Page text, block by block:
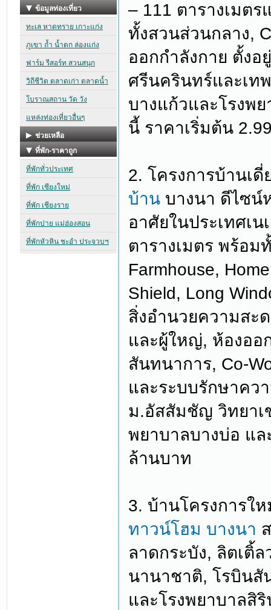
– 111 ตารางเมต
ทั้งสวนส่วนกลาง,
ออกกำลังกาย ตั้ง
ศรีนครินทร์และเท
บางแก้วและโรงพ
นี้ ราคาเริ่มต้น
2. โครงการบ้านเ
บ้าน บางนา ดีไซน์
อาศัยในประเทศเ
ตารางเมตร พร้อม
Farmhouse,
Shield, Long
สิ่งอำนวยความสะ
และผู้ใหญ่, ห้องออ
สันทนาการ, Co-
และระบบรักษาคว
ม.อัสสัมชัญ วิทยาเ
พยาบาลบางบ่อ แล
ล้านบาท
3. บ้านโครงการใ
ทาวน์โฮม บางนา
ลาดกระบัง, ลิตเติ้
นานาชาติ, โรบินสั
และโรงพยาบาลสิ